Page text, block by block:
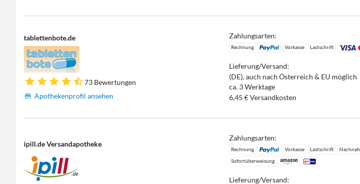
tablettenbote.de
73 Bewertungen
Apothekenprofil ansehen
Zahlungsarten:
Rechnung Vorkasse Lastschrift
Lieferung/Versand:
(DE), auch nach Österreich & EU möglich
ca. 3 Werktage
6,45 € Versandkosten
ipill.de Versandapotheke
Zahlungsarten:
Rechnung Vorkasse Lastschrift
Sofortüberweisung
Lieferung/Versand: